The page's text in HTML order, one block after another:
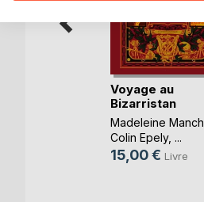
Voyage au
Bizarristan
Madeleine
Colin Epely, ...
15,00 € Livre